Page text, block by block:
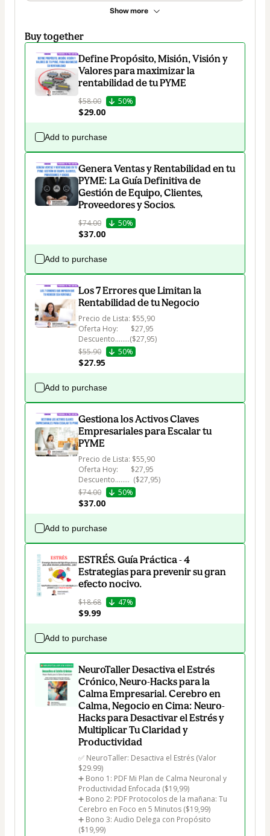
Show more
Buy together
Define Propósito, Misión, Visión y
Valores para maximizar la
rentabilidad de tu PYME
$58.00 50%
$29.00
Add to purchase
Genera Ventas y Rentabilidad en tu
PYME: La Guía Definitiva de
Gestión de Equipo, Clientes,
Proveedores y Socios.
$74.00 50%
$37.00
Add to purchase
Los 7 Errores que Limitan la
Rentabilidad de tu Negocio
Precio de Lista: $55,90
Oferta Hoy:       $27,95
Descuento........($27,95)
$55.90
50%
$27.95
Add to purchase
Gestiona los Activos Claves
Empresariales para Escalar tu
PYME
Precio de Lista: $55,90
Oferta Hoy:       $27,95
Descuento........  ($27,95)
$74.00
50%
$37.00
Add to purchase
ESTRÉS. Guía Práctica - 4
Estrategias para prevenir su gran
efecto nocivo.
$18.68 47%
$9.99
Add to purchase
NeuroTaller Desactiva el Estrés
Crónico, Neuro-Hacks para la
Calma Empresarial. Cerebro en
Calma, Negocio en Cima: Neuro-
Hacks para Desactivar el Estrés y
Multiplicar Tu Claridad y
Productividad
✅ NeuroTaller: Desactiva el Estrés (Valor
$29.99)
➕ Bono 1: PDF Mi Plan de Calma Neuronal y
Productividad Enfocada ($19,99)
➕ Bono 2: PDF Protocolos de la mañana: Tu
Cerebro en Foco en 5 Minutos ($19,99)
➕ Bono 3: Audio Delega con Propósito
($19,99)